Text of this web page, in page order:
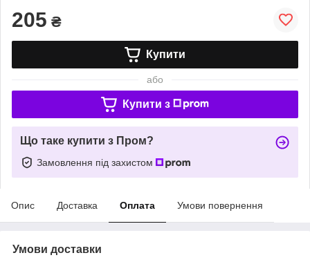
205 ₴
Купити
або
Купити з
Що таке купити з Пром?
Замовлення під захистом
Опис Доставка Оплата Умови повернення
Умови доставки